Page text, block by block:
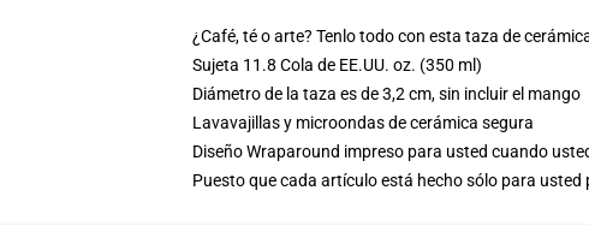
¿Café, té o arte? Tenlo todo con esta taza de
Sujeta 11.8 Cola de EE.UU. oz. (350 ml)
Diámetro de la taza es de 3,2 cm, sin incluir el mango
Lavavajillas y microondas de cerámica segura
Diseño Wraparound impreso para usted cuando
Puesto que cada artículo está hecho sólo para